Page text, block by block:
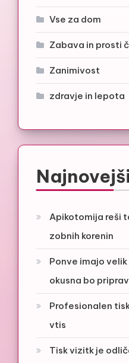
Vse za dom
Zabava in prosti
Zanimivost
zdravje in lepota
Apikotomija reši
zobnih korenin
Ponve imajo
okusna bo
Profesionalen
vtis
Tisk vizitk je